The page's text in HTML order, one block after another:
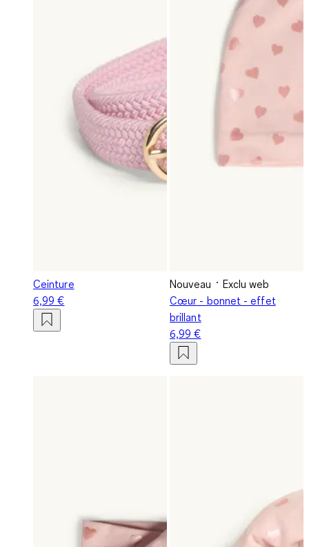
Ceinture
6,99 €
Nouveau
Exclu web
Cœur - bonnet - effet
brillant
6,99 €